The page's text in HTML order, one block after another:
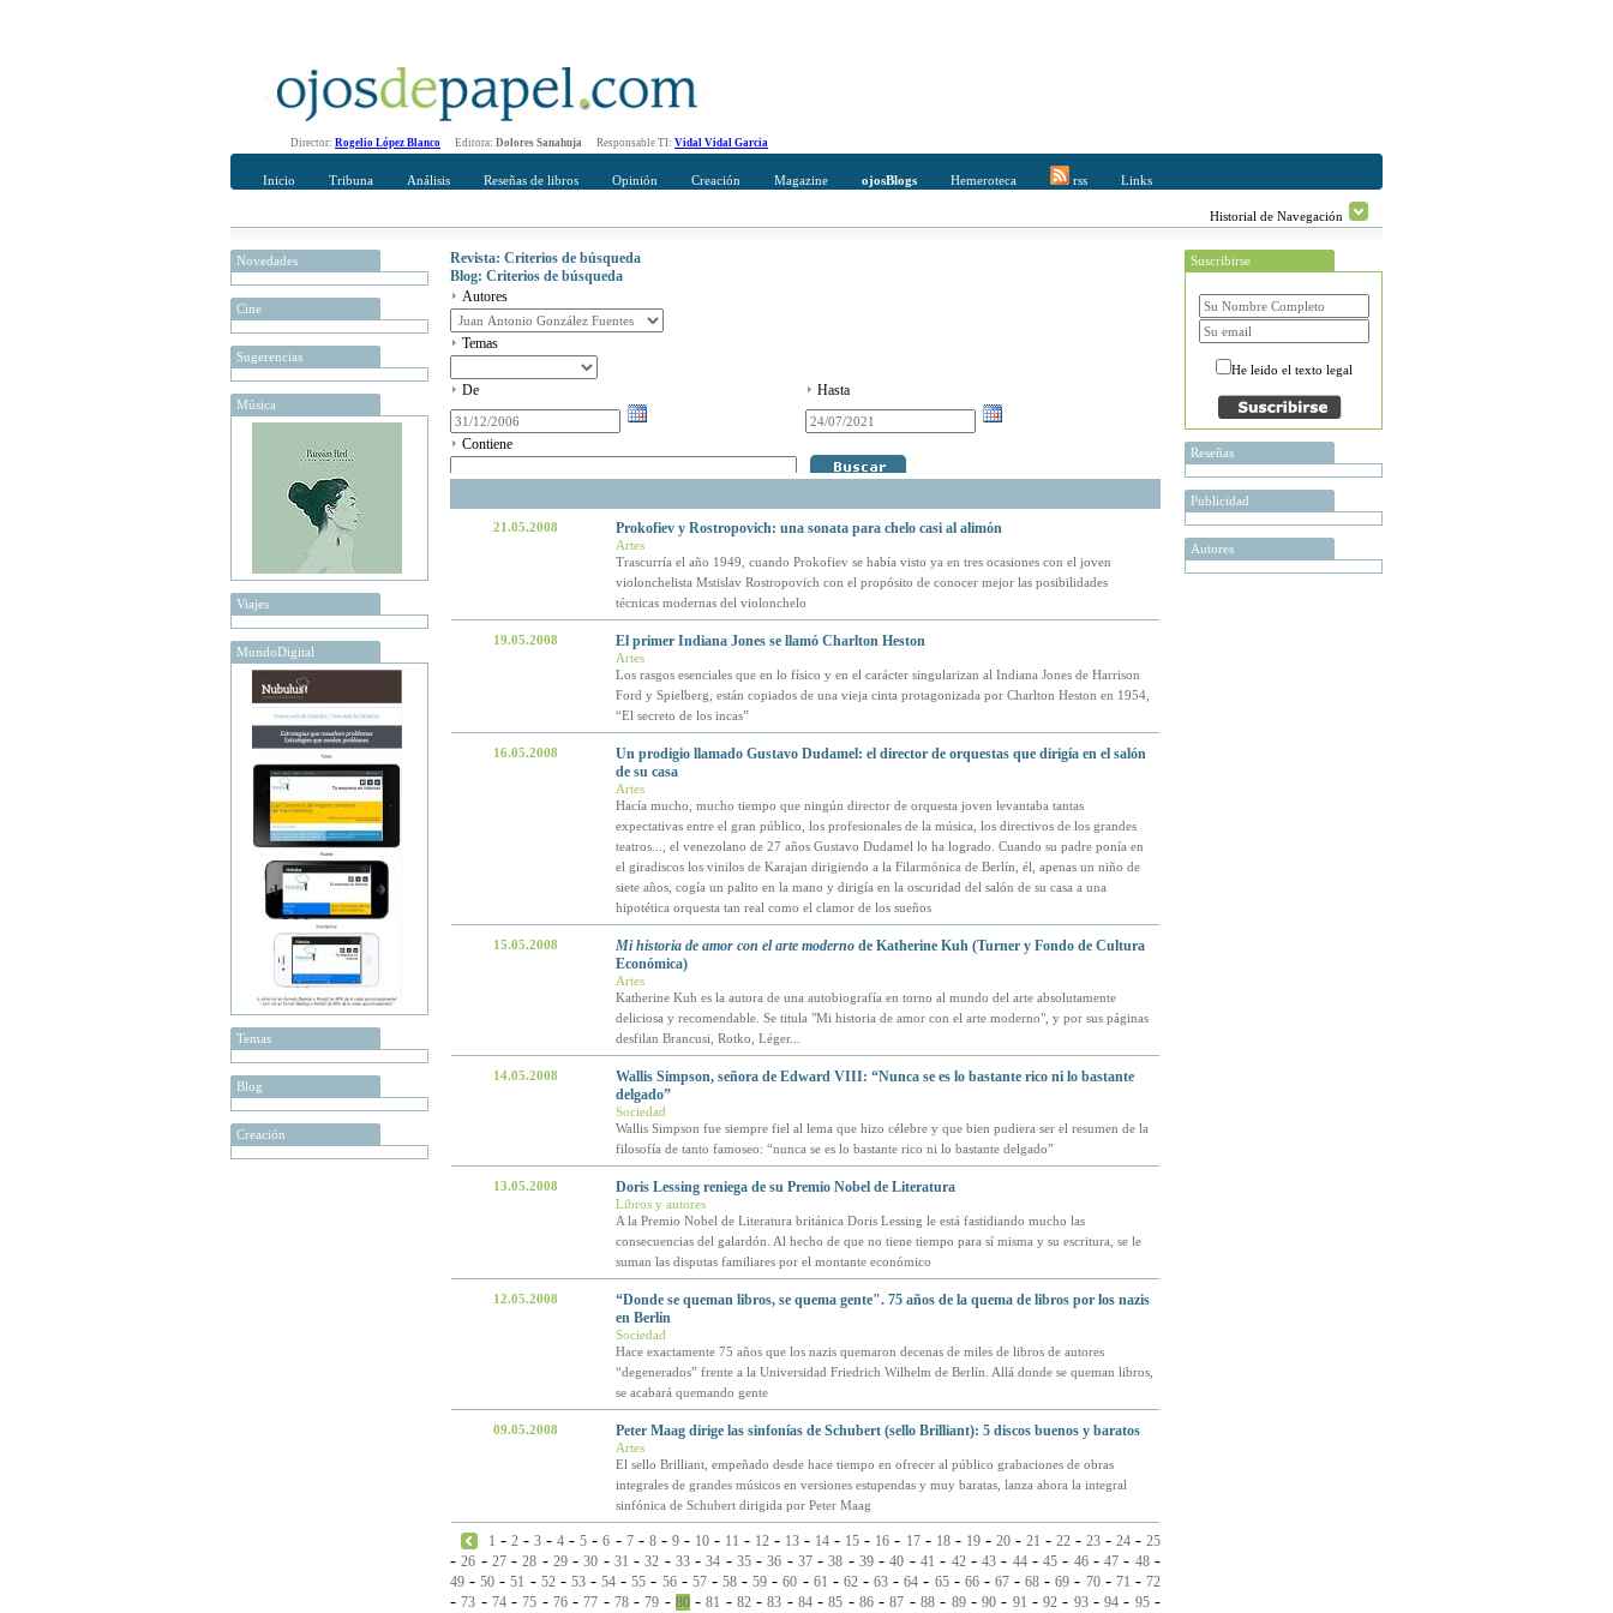
Director: Rogelio López Blanco Editora: Dolores Sanahuja Responsable TI: Vidal Vidal Garcia
Inicio Tribuna Análisis Reseñas de libros Opinión Creación Magazine ojosBlogs Hemeroteca rss Links
Historial de Navegación
Novedades
Cine
Sugerencias
Música
Viajes
MundoDigital
Temas
Blog
Creación
Revista: Criterios de búsqueda
Blog: Criterios de búsqueda
Autores
Temas
De Hasta
Contiene
21.05.2008 Prokofiev y Rostropovich: una sonata para chelo casi al alimón
Artes
Trascurría el año 1949, cuando Prokofiev se había visto ya en tres ocasiones con el joven
violonchelista Mstislav Rostropovich con el propósito de conocer mejor las posibilidades
técnicas modernas del violonchelo
19.05.2008 El primer Indiana Jones se llamó Charlton Heston
Artes
Los rasgos esenciales que en lo físico y en el carácter singularizan al Indiana Jones de Harrison
Ford y Spielberg, están copiados de una vieja cinta protagonizada por Charlton Heston en 1954,
“El secreto de los incas”
16.05.2008
Un prodigio llamado Gustavo Dudamel: el director de orquestas que dirigía en el salón
de su casa
Artes
Hacía mucho, mucho tiempo que ningún director de orquesta joven levantaba tantas
expectativas entre el gran público, los profesionales de la música, los directivos de los grandes
teatros..., el venezolano de 27 años Gustavo Dudamel lo ha logrado. Cuando su padre ponía en
el giradiscos los vinilos de Karajan dirigiendo a la Filarmónica de Berlín, él, apenas un niño de
siete años, cogía un palito en la mano y dirigía en la oscuridad del salón de su casa a una
hipotética orquesta tan real como el clamor de los sueños
15.05.2008 Mi historia de amor con el arte modernode Katherine Kuh (Turner y Fondo de Cultura
Económica)
Artes
Katherine Kuh es la autora de una autobiografía en torno al mundo del arte absolutamente
deliciosa y recomendable. Se titula "Mi historia de amor con el arte moderno", y por sus páginas
desfilan Brancusi, Rotko, Léger...
14.05.2008
Wallis Simpson, señora de Edward VIII: “Nunca se es lo bastante rico ni lo bastante
delgado”
Sociedad
Wallis Simpson fue siempre fiel al lema que hizo célebre y que bien pudiera ser el resumen de la
filosofía de tanto famoseo: “nunca se es lo bastante rico ni lo bastante delgado”
13.05.2008 Doris Lessing reniega de su Premio Nobel de Literatura
Libros y autores
A la Premio Nobel de Literatura británica Doris Lessing le está fastidiando mucho las
consecuencias del galardón. Al hecho de que no tiene tiempo para sí misma y su escritura, se le
suman las disputas familiares por el montante económico
12.05.2008
“Donde se queman libros, se quema gente". 75 años de la quema de libros por los nazis
en Berlín
Sociedad
Hace exactamente 75 años que los nazis quemaron decenas de miles de libros de autores
“degenerados” frente a la Universidad Friedrich Wilhelm de Berlín. Allá donde se queman libros,
se acabará quemando gente
09.05.2008 Peter Maag dirige las sinfonías de Schubert (sello Brilliant): 5 discos buenos y baratos
Artes
El sello Brilliant, empeñado desde hace tiempo en ofrecer al público grabaciones de obras
integrales de grandes músicos en versiones estupendas y muy baratas, lanza ahora la integral
sinfónica de Schubert dirigida por Peter Maag
1 -2 -3 -4 -5 -6 - 7- 8- 9- 10- 11 - 12 - 13 - 14 - 15 - 16 - 17- 18- 19- 20- 21 - 22-23 -24 -25
-26 - 27-28 - 29-30 - 31 -32 - 33-34 - 35-36 - 37-38 - 39-40 - 41 - 42-43 - 44-45 - 46-47 - 48-
49 -50 -51 - 52- 53-54 -55 - 56- 57- 58-59 -60 - 61 - 62-63 -64 - 65- 66- 67-68 -69 - 70- 71 -72
-73 - 74-75 - 76-77 - 78-79 - 80-81 - 82-83 - 84-85 - 86-87 - 88 - 89-90 - 91 -92 - 93-94 - 95-
Suscribirse
He leido el texto legal
Reseñas
Publicidad
Autores